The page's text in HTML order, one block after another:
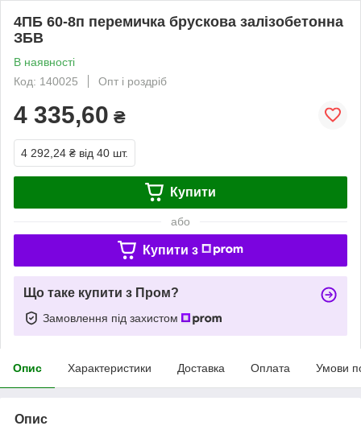
4ПБ 60-8п перемичка брускова залізобетонна
ЗБВ
В наявності
Код: 140025
Опт і роздріб
4 335,60 ₴
4 292,24 ₴ від 40 шт.
Купити
або
Купити з
Що таке купити з Пром?
Замовлення під захистом
Опис Характеристики Доставка Оплата Умови
Опис